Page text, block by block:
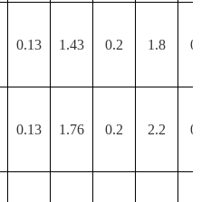
0.13 1.43 0.2 1.8 0.2
0.13 1.76 0.2 2.2 0.2